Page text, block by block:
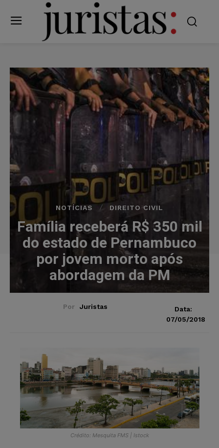
NOTÍCIAS DIREITO CIVIL
Família receberá R$ 350 mil
do estado de Pernambuco
por jovem morto após
abordagem da PM
Por Juristas
Data:
07/05/2018
Crédito: Mesquita FMS | Istock